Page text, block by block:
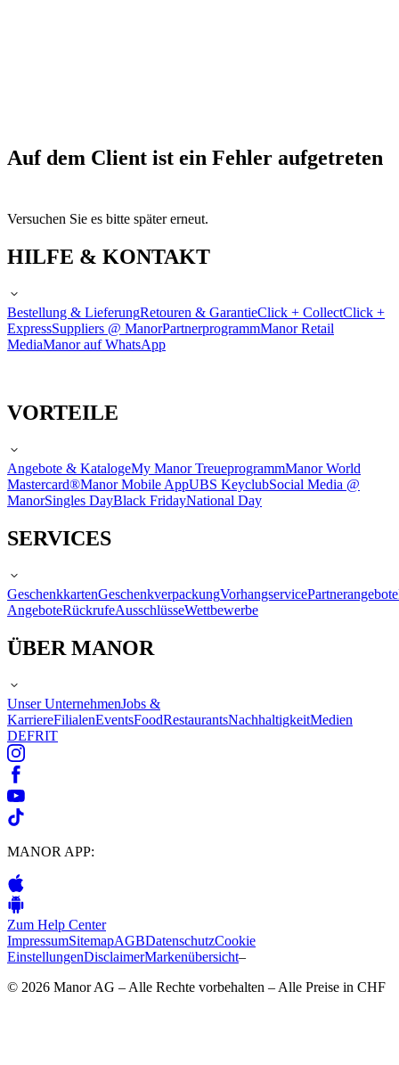
Auf dem Client ist ein Fehler aufgetreten
Versuchen Sie es bitte später erneut.
HILFE & KONTAKT
Bestellung & LieferungRetouren & GarantieClick + CollectClick +
ExpressSuppliers @ ManorPartnerprogrammManor Retail
MediaManor auf WhatsApp
VORTEILE
Angebote & KatalogeMy Manor TreueprogrammManor World
Mastercard®Manor Mobile AppUBS KeyclubSocial Media @
ManorSingles DayBlack FridayNational Day
SERVICES
GeschenkkartenGeschenkverpackungVorhangservicePartnerangebote
AngeboteRückrufeAusschlüsseWettbewerbe
ÜBER MANOR
Unser UnternehmenJobs &
KarriereFilialenEventsFoodRestaurantsNachhaltigkeitMedien
DEFRIT
MANOR APP:
Zum Help Center
ImpressumSitemapAGBDatenschutzCookie
EinstellungenDisclaimerMarkenübersicht–
© 2026 Manor AG – Alle Rechte vorbehalten – Alle Preise in CHF